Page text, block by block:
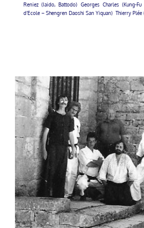
Reniez (Iaido, Battodo) Georges Charles (Kung-
d’Ecole – Shengren Daoshi San Yiquan) Thierry Plée